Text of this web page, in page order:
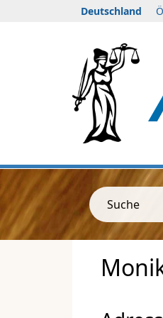
Deutschland
Suche